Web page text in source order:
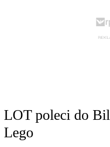
LOT poleci do
Lego